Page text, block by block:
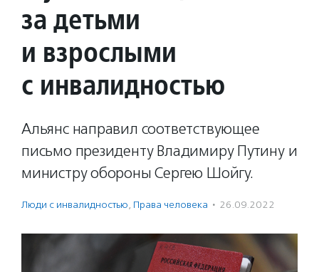
за детьми
и взрослыми
с инвалидностью
Альянс направил соответствующее
письмо президенту Владимиру Путину и
министру обороны Сергею Шойгу.
Люди с инвалидностью, Права человека · 26.09.2022